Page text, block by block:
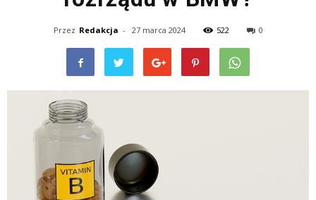
Przez Redakcja - 27 marca 2024 522 0